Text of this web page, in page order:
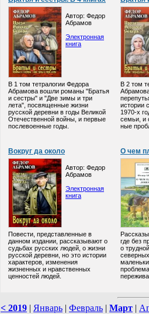
Автор: Федор
Абрамов
Электронная
книга
В 1 том тетралогии Федора
Абрамова вошли романы "Братья
и сестры" и "Две зимы и три
лета", посвященные жизни
русской деревни в годы Великой
Отечественной войны, и первые
послевоенные годы.
В 2 том
истории
1970-х
семьи, и
ные
Вокруг да около
Автор: Федор
Абрамов
Электронная
книга
Повести, представленные в
данном издании, рассказывают о
судьбах русских людей, о жизни
русской деревни, но это истории
характеров, изменения
жизненных и нравственных
ценностей людей.
О чем
где без
о
< 2019 | Январь | Февраль | Март |